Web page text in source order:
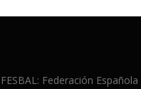
FESBAL: Federación